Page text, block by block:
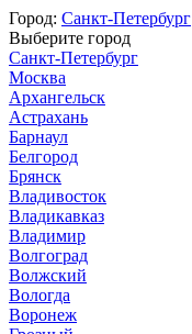
Город: Санкт-Петербург
Выберите город
Санкт-Петербург
Москва
Архангельск
Астрахань
Барнаул
Белгород
Брянск
Владивосток
Владикавказ
Владимир
Волгоград
Волжский
Вологда
Воронеж